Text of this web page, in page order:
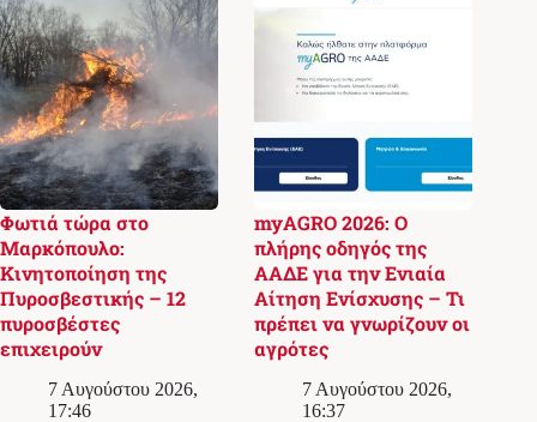
Φωτιά τώρα στο
Μαρκόπουλο:
Κινητοποίηση της
Πυροσβεστικής – 12
πυροσβέστες
επιχειρούν
7 Αυγούστου 2026,
17:46
myAGRO 2026: Ο
πλήρης οδηγός της
ΑΑΔΕ για την Ενιαία
Αίτηση Ενίσχυσης – Τι
πρέπει να γνωρίζουν οι
αγρότες
7 Αυγούστου 2026,
16:37